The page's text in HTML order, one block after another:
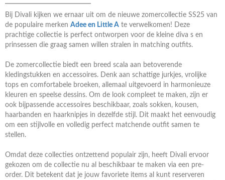
Bij Divali kijken we ernaar uit om de nieuwe zomercollectie SS25 van
de populaire merken Adee en Little A te verwelkomen! Deze
prachtige collectie is perfect ontworpen voor de kleine diva s en
prinsessen die graag samen willen stralen in matching outfits.
De zomercollectie biedt een breed scala aan betoverende
kledingstukken en accessoires. Denk aan schattige jurkjes, vrolijke
tops en comfortabele broeken, allemaal uitgevoerd in harmonieuze
kleuren en speelse dessins. Om de look compleet te maken, zijn er
ook bijpassende accessoires beschikbaar, zoals sokken, kousen,
haarbanden en haarknipjes in dezelfde stijl. Dit maakt het eenvoudig
om een stijlvolle en volledig perfect matchende outfit samen te
stellen.
Omdat deze collecties ontzettend populair zijn, heeft Divali ervoor
gekozen om de collectie nu al beschikbaar te maken via een pre-
order. Dit betekent dat je jouw favoriete items al kunt reserveren